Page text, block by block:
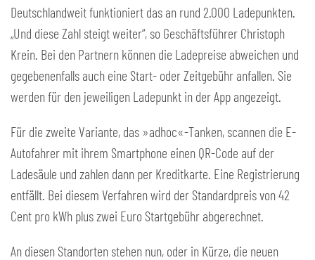
Deutschlandweit funktioniert das an rund 2.000 Ladepunkten.
„Und diese Zahl steigt weiter“, so Geschäftsführer Christoph
Krein. Bei den Partnern können die Ladepreise abweichen und
gegebenenfalls auch eine Start- oder Zeitgebühr anfallen. Sie
werden für den jeweiligen Ladepunkt in der App angezeigt.
Für die zweite Variante, das »adhoc«-Tanken, scannen die E-
Autofahrer mit ihrem Smartphone einen QR-Code auf der
Ladesäule und zahlen dann per Kreditkarte. Eine Registrierung
entfällt. Bei diesem Verfahren wird der Standardpreis von 42
Cent pro kWh plus zwei Euro Startgebühr abgerechnet.
An diesen Standorten stehen nun, oder in Kürze, die neuen